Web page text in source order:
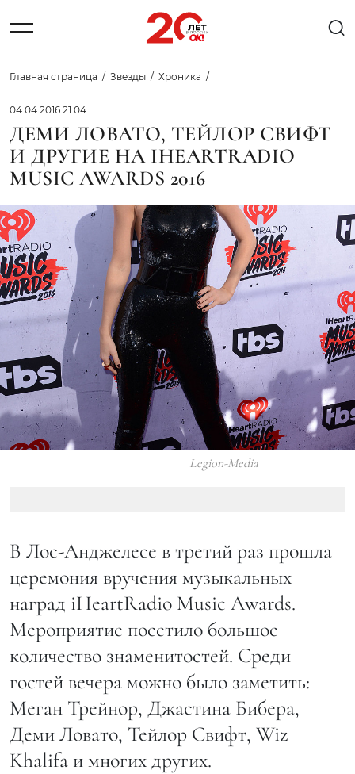
Главная страница Звезды Хроника
04.04.2016 21:04
ДЕМИ ЛОВАТО, ТЕЙЛОР СВИФТ
И ДРУГИЕ НА IHEARTRADIO
MUSIC AWARDS 2016
Legion-Media
В Лос-Анджелесе в третий раз прошла
церемония вручения музыкальных
наград iHeartRadio Music Awards.
Мероприятие посетило большое
количество знаменитостей. Среди
гостей вечера можно было заметить:
Меган Трейнор, Джастина Бибера,
Деми Ловато, Тейлор Свифт, Wiz
Khalifa и многих других.